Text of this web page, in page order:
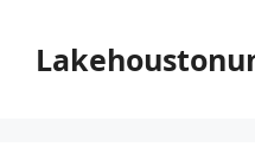
content